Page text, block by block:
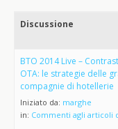
Discussione
BTO 2014 Live –
OTA: le strategie delle
compagnie di hotellerie
Iniziato da: marghe
in: Commenti agli articoli